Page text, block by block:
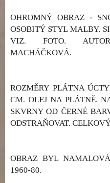
OHROMNÝ OBRAZ -
OSOBITÝ STYL MALBY.
VIZ. FOTO.
MACHÁČKOVÁ.
ROZMĚRY PLÁTNA
CM. OLEJ NA PLÁTNĚ.
SKVRNY OD ČERNÉ
ODSTRAŇOVAT.
OBRAZ BYL
1960-80.